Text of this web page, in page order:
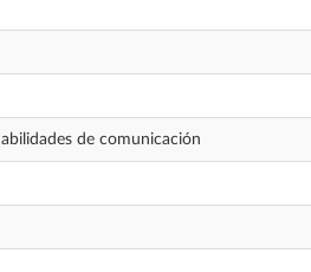
de comunicación